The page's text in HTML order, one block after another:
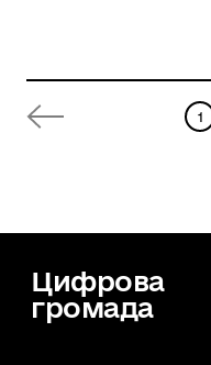
актуальність даних.
1
Цифрова
громада